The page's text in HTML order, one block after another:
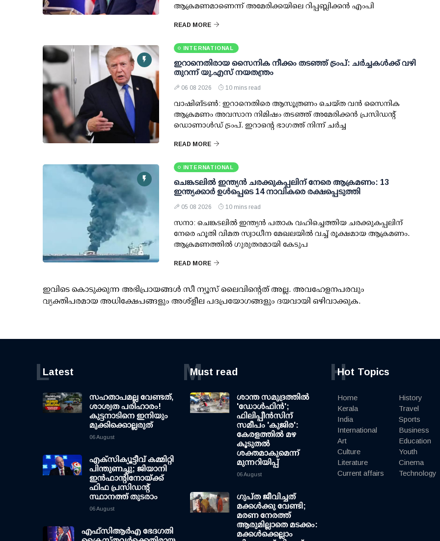
ആക്രമണമാണെന്ന് അമേരിക്കയിലെ റിപ്പബ്ലിക്കൻ എംപി
READ MORE
INTERNATIONAL
ഇറാനെതിരായ സൈനിക നീക്കം തടഞ്ഞ് ട്രംപ്: ചര്‍ച്ചകള്‍ക്ക് വഴി
തുറന്ന് യു.എസ് നയതന്ത്രം
06 08 2026 10 mins read
വാഷിങ്ടണ്‍: ഇറാനെതിരെ ആസൂത്രണം ചെയ്ത വന്‍ സൈനിക
ആക്രമണം അവസാന നിമിഷം തടഞ്ഞ് അമേരിക്കന്‍ പ്രസിഡന്റ്
ഡൊണാള്‍ഡ് ട്രംപ്. ഇറാന്റെ ഭാഗത്ത് നിന്ന് ചര്‍ച്ച
READ MORE
INTERNATIONAL
ചെങ്കടലില്‍ ഇന്ത്യന്‍ ചരക്കുകപ്പലിന് നേരെ ആക്രമണം: 13
ഇന്ത്യക്കാര്‍ ഉള്‍പ്പെടെ 14 നാവികരെ രക്ഷപ്പെടുത്തി
05 08 2026 10 mins read
സനാ: ചെങ്കടലില്‍ ഇന്ത്യന്‍ പതാക വഹിച്ചെത്തിയ ചരക്കുകപ്പലിന്
നേരെ ഹൂതി വിമത സ്വാധീന മേഖലയില്‍ വച്ച് രൂക്ഷമായ ആക്രമണം.
ആക്രമണത്തില്‍ ഗുരുതരമായി കേടുപ
READ MORE
ഇവിടെ കൊടുക്കുന്ന അഭിപ്രായങ്ങള്‍ സീ ന്യൂസ് ലൈവിന്റെത് അല്ല. അവഹേളനപരവും
വ്യക്തിപരമായ അധിക്ഷേപങ്ങളും അശ്‌ളീല പദപ്രയോഗങ്ങളും ദയവായി ഒഴിവാക്കുക.
Latest
L
സഹതാപമല്ല വേണ്ടത്,
ശാശ്വത പരിഹാരം!
കുട്ടനാടിനെ ഇനിയും
മുക്കിക്കൊല്ലരുത്
06 August
എക്സിക്യൂട്ടീവ് കമ്മിറ്റി
പിന്തുണച്ചു; ജിയാനി
ഇന്‍ഫാന്റിനോയ്ക്ക്
ഫിഫ പ്രസിഡന്റ്
സ്ഥാനത്ത് തുടരാം
06 August
എഫ്‌സി‌ആര്‍‌എ ഭേദഗതി
Must read
M
ശാന്ത സമുദ്രത്തില്‍
'ഡോള്‍ഫിന്‍';
ഫിലിപ്പീന്‍സിന്
സമീപം 'കുജിര':
കേരളത്തില്‍ മഴ
കൂടുതല്‍
ശക്തമാകുമെന്ന്
മുന്നറിയിപ്പ്
06 August
ഗുപ്ത ജീവിച്ചത്
മക്കള്‍ക്കു വേണ്ടി;
മരണ നേരത്ത്
ആരുമില്ലാതെ മടക്കം:
മക്കള്‍ക്കെല്ലാം
Hot Topics
H
Home
Kerala
India
International
Art
Culture
Literature
Current affairs
History
Travel
Sports
Business
Education
Youth
Cinema
Technology